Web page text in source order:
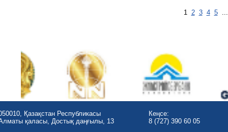
1 2 3 4 5
Қазақстан Республикасы
қаласы, Достық даңғылы, 13
Кеңсе:
8 (727) 390 60 05